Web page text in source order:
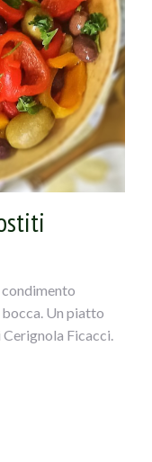
condimento
Un piatto
Ficacci.